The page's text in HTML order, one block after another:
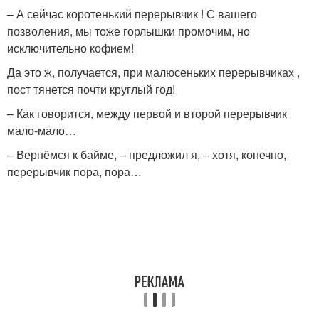
– А сейчас коротенький перерывчик ! С вашего
позволения, мы тоже горлышки промочим, но
исключительно кофием!
Да это ж, получается, при малюсеньких перерывчиках ,
пост тянется почти круглый год!
– Как говорится, между первой и второй перерывчик
мало-мало…
– Вернёмся к байме, – предложил я, – хотя, конечно,
перерывчик пора, пора…